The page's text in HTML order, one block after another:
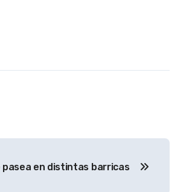
pasea en distintas barricas